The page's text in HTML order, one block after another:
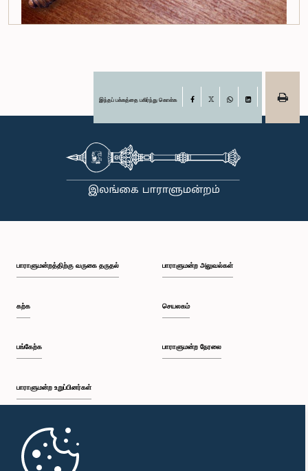
இந்தப் பக்கத்தை பகிர்ந்து கொள்க Facebook
பாராளுமன்றத்திற்கு வருகை தருதல்
கற்க
பங்கேற்க
பாராளுமன்ற உறுப்பினர்கள்
முதற்பக்கம்
பாராளுமன்ற அலுவல்கள்
செயலகம்
பாராளுமன்ற நேரலை